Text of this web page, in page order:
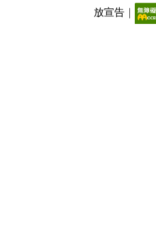
放宣告｜